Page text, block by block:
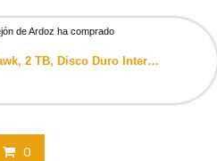
0
de Ardoz ha comprado
Seagate SkyHawk, 2 TB, Disco Duro Interno De Vigilancia, HDD, 3.5″ SATA 6 GB/s, Caché 64 MB, DVR, Sistema de cámaras de seguridad NVR y 3 años de servicios Rescue (ST2000VX008)